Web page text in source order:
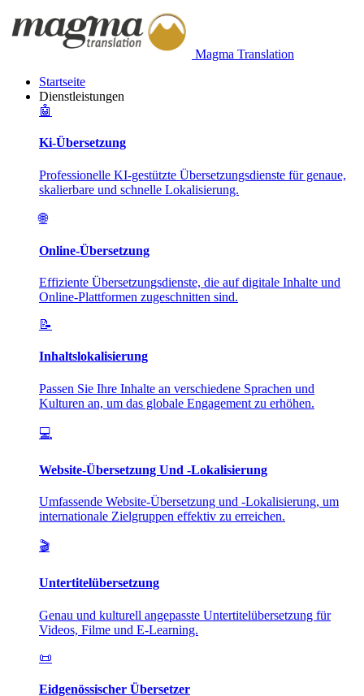
Magma Translation
Startseite
Dienstleistungen
🤖
Ki-Übersetzung
Professionelle KI-gestützte Übersetzungsdienste für genaue,
skalierbare und schnelle Lokalisierung.
🌐
Online-Übersetzung
Effiziente Übersetzungsdienste, die auf digitale Inhalte und
Online-Plattformen zugeschnitten sind.
📝
Inhaltslokalisierung
Passen Sie Ihre Inhalte an verschiedene Sprachen und
Kulturen an, um das globale Engagement zu erhöhen.
💻
Website-Übersetzung Und -Lokalisierung
Umfassende Website-Übersetzung und -Lokalisierung, um
internationale Zielgruppen effektiv zu erreichen.
🎬
Untertitelübersetzung
Genau und kulturell angepasste Untertitelübersetzung für
Videos, Filme und E-Learning.
📜
Eidgenössischer Übersetzer